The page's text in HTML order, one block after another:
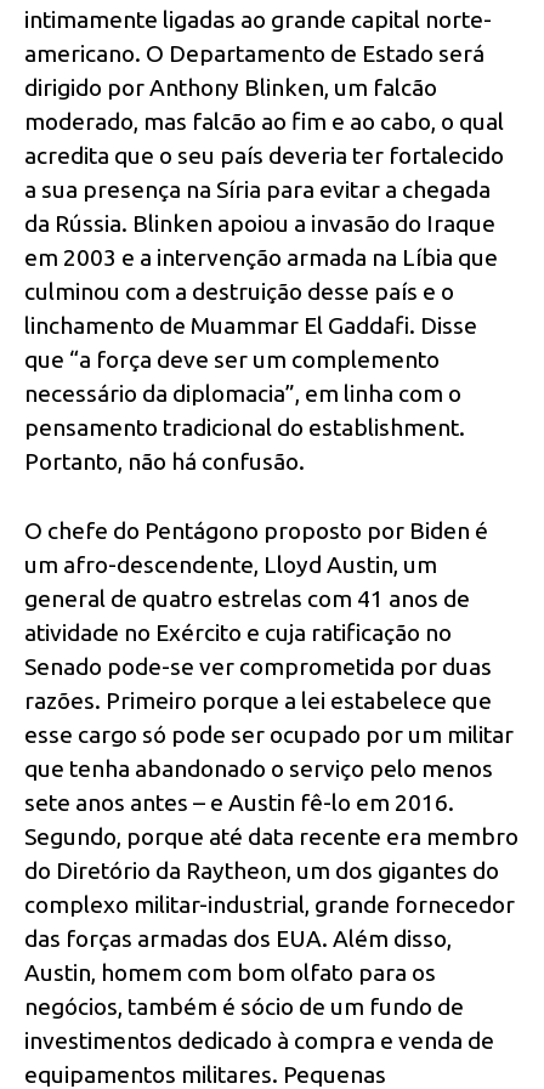
intimamente ligadas ao grande capital norte-
americano. O Departamento de Estado será
dirigido por Anthony Blinken, um falcão
moderado, mas falcão ao fim e ao cabo, o qual
acredita que o seu país deveria ter fortalecido
a sua presença na Síria para evitar a chegada
da Rússia. Blinken apoiou a invasão do Iraque
em 2003 e a intervenção armada na Líbia que
culminou com a destruição desse país e o
linchamento de Muammar El Gaddafi. Disse
que “a força deve ser um complemento
necessário da diplomacia”, em linha com o
pensamento tradicional do establishment.
Portanto, não há confusão.
O chefe do Pentágono proposto por Biden é
um afro-descendente, Lloyd Austin, um
general de quatro estrelas com 41 anos de
atividade no Exército e cuja ratificação no
Senado pode-se ver comprometida por duas
razões. Primeiro porque a lei estabelece que
esse cargo só pode ser ocupado por um militar
que tenha abandonado o serviço pelo menos
sete anos antes – e Austin fê-lo em 2016.
Segundo, porque até data recente era membro
do Diretório da Raytheon, um dos gigantes do
complexo militar-industrial, grande fornecedor
das forças armadas dos EUA. Além disso,
Austin, homem com bom olfato para os
negócios, também é sócio de um fundo de
investimentos dedicado à compra e venda de
equipamentos militares. Pequenas